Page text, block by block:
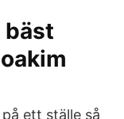
bäst
ett ställe så